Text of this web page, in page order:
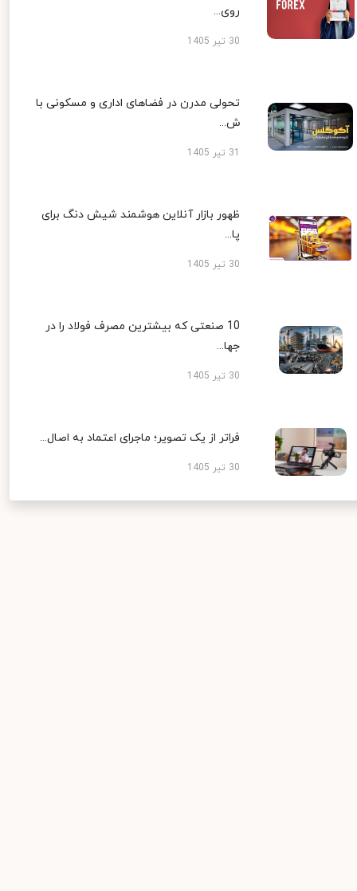
روی...
30 تیر 1405
تحولی مدرن در فضاهای اداری و مسکونی با
ش...
ظهور بازار آنلاین هوشمند شیش دنگ برای
پا...
30 تیر 1405
10 صنعتی که بیشترین مصرف فولاد را در
جها...
30 تیر 1405
فراتر از یک تصویر؛ ماجرای اعتماد به اصال...
30 تیر 1405